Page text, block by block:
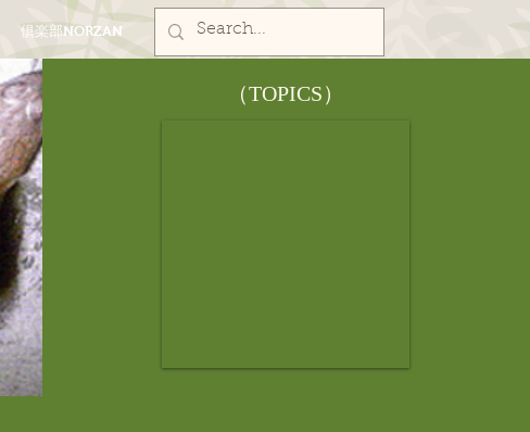
倶楽部NORZAN
​（TOPICS）